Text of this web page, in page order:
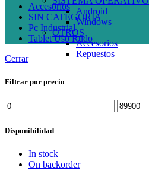
Android
Windows
OTROS
Accesorios
Repuestos
Accesorios
SIN CATEGORIA
Pc Industrial
Tablet Uso Rudo
Cerrar
Filtrar por precio
Min
price
Max
price
Disponibilidad
In stock
On backorder